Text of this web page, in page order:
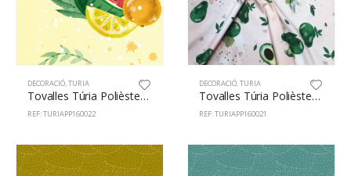
DECORACIÓ,TURIA
Tovalles Túria Polièster 100% 160cm Citrus 22
REF: TURIAPP160022
DECORACIÓ,TURIA
Tovalles Túria Polièster 100% 160cm Alvocat 21
REF: TURIAPP160021